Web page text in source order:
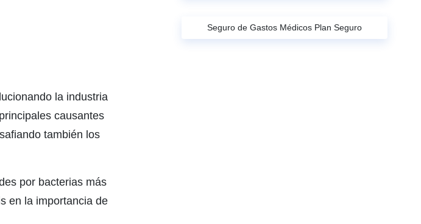
la industria
causantes
también los
por bacterias más
en la importancia de
Seguro de Gastos Médicos Plan Seguro